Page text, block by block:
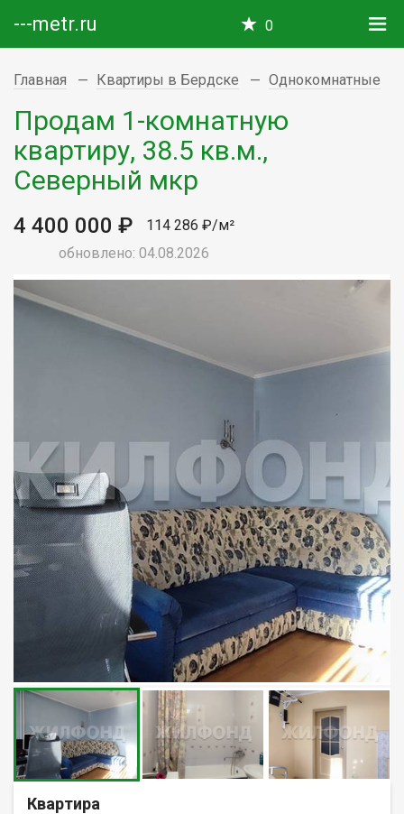
---metr.ru 0
Главная Квартиры в Бердске Однокомнатные
Продам 1-комнатную
квартиру, 38.5 кв.м.,
Северный мкр
4 400 000 ₽
114 286 ₽/м²
обновлено: 04.08.2026
Квартира